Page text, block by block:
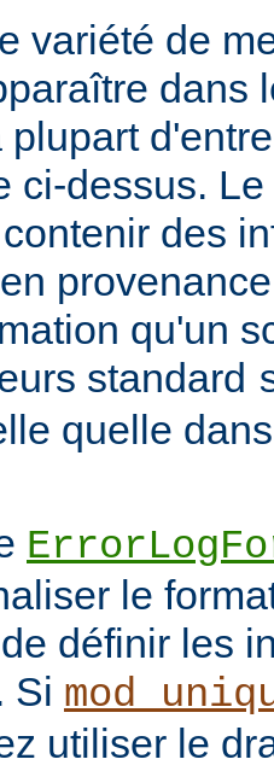
variété de
dans
plupart
ci-dessus.
des
qu'un
standard
quelle
le
définir les
Si
utiliser le